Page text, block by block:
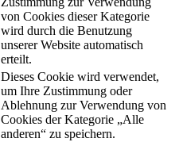
von Cookies dieser Kategorie
wird durch die Benutzung
unserer Website automatisch
erteilt.
Dieses Cookie wird verwendet,
um Ihre Zustimmung oder
Ablehnung zur Verwendung von
Cookies der Kategorie „Alle
anderen“ zu speichern.